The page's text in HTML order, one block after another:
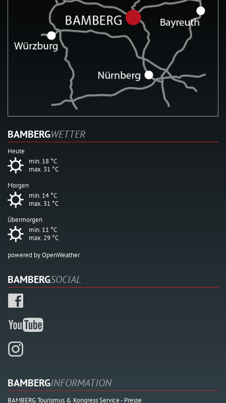
BAMBERGWETTER
Heute
min. 18 °C
max. 31 °C
Morgen
min. 14 °C
max. 31 °C
Übermorgen
min. 11 °C
max. 29 °C
powered by OpenWeather
BAMBERGSOCIAL
BAMBERGINFORMATION
BAMBERG Tourismus & Kongress Service - Presse